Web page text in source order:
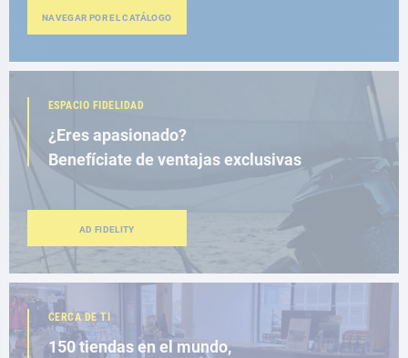
NAVEGAR POR EL CATÁLOGO
ESPACIO FIDELIDAD
¿Eres apasionado?
Benefíciate de ventajas exclusivas
AD FIDELITY
CERCA DE TI
150 tiendas en el mundo,